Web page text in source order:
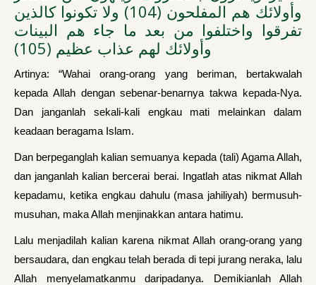
وأولائك هم المفلحون (104) ولا تكونوا كالذين
تفرقوا واختلفوا من بعد ما جاء هم البينات
وأولائك لهم عذاب عظيم (105)
Artinya: “Wahai orang-orang yang beriman, bertakwalah
kepada Allah dengan sebenar-benarnya takwa kepada-Nya.
Dan janganlah sekali-kali engkau mati melainkan dalam
keadaan beragama Islam.
Dan berpeganglah kalian semuanya kepada (tali) Agama Allah,
dan janganlah kalian bercerai berai. Ingatlah atas nikmat Allah
kepadamu, ketika engkau dahulu (masa jahiliyah) bermusuh-
musuhan, maka Allah menjinakkan antara hatimu.
Lalu menjadilah kalian karena nikmat Allah orang-orang yang
bersaudara, dan engkau telah berada di tepi jurang neraka, lalu
Allah menyelamatkanmu daripadanya. Demikianlah Allah